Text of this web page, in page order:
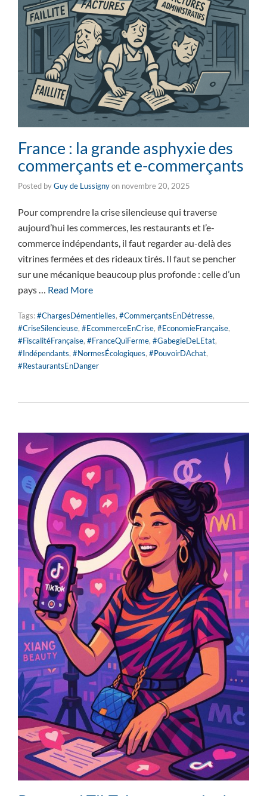
France : la grande asphyxie des
commerçants et e-commerçants
Posted byGuy de Lussignyon novembre 20, 2025
Pour comprendre la crise silencieuse qui traverse
aujourd’hui les commerces, les restaurants et l’e-
commerce indépendants, il faut regarder au-delà des
vitrines fermées et des rideaux tirés. Il faut se pencher
sur une mécanique beaucoup plus profonde : celle d’un
pays … Read More
Tags:#ChargesDémentielles, #CommerçantsEnDétresse,
#CriseSilencieuse, #EcommerceEnCrise, #EconomieFrançaise,
#FiscalitéFrançaise, #FranceQuiFerme, #GabegieDeLEtat,
#Indépendants, #NormesÉcologiques, #PouvoirDAchat,
#RestaurantsEnDanger